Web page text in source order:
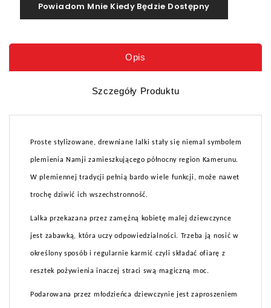
Powiadom Mnie Kiedy Będzie Dostępny
Opis
Szczegóły Produktu
Proste stylizowane, drewniane lalki stały się niemal symbolem
plemienia Namji zamieszkującego północny region Kamerunu.
W plemiennej tradycji pełnią bardo wiele funkcji, może nawet
trochę dziwić ich wszechstronność.
Lalka przekazana przez zamężną kobietę malej dziewczynce
jest zabawką, która uczy odpowiedzialności. Trzeba ją nosić w
określony sposób i regularnie karmić czyli składać ofiarę z
resztek pożywienia inaczej straci swą magiczną moc.
Podarowana przez młodzieńca dziewczynie jest zaproszeniem